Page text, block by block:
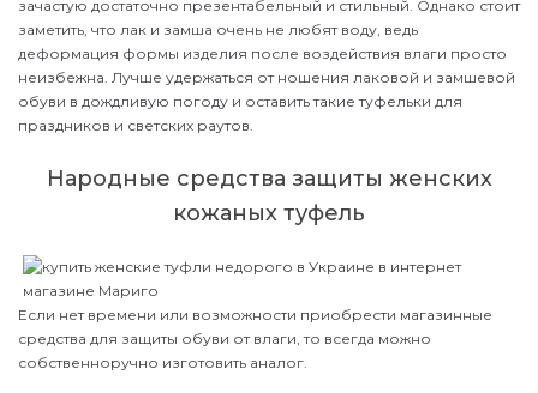
зачастую достаточно презентабельный и стильный. Однако стоит
заметить, что лак и замша очень не любят воду, ведь
деформация формы изделия после воздействия влаги просто
неизбежна. Лучше удержаться от ношения лаковой и замшевой
обуви в дождливую погоду и оставить такие туфельки для
праздников и светских раутов.
Народные средства защиты женских
кожаных туфель
Если нет времени или возможности приобрести магазинные
средства для защиты обуви от влаги, то всегда можно
собственноручно изготовить аналог.